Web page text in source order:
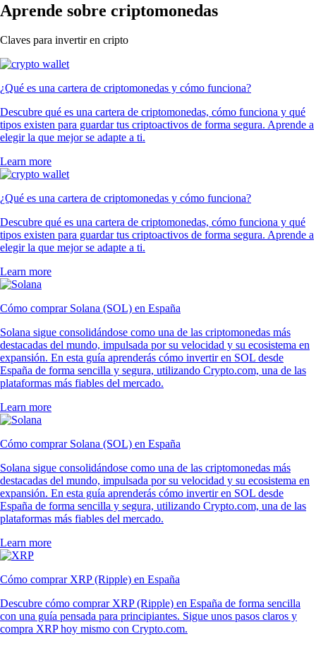
Aprende sobre criptomonedas
Claves para invertir en cripto
¿Qué es una cartera de criptomonedas y cómo funciona?
Descubre qué es una cartera de criptomonedas, cómo funciona y qué
tipos existen para guardar tus criptoactivos de forma segura. Aprende a
elegir la que mejor se adapte a ti.
Learn more
¿Qué es una cartera de criptomonedas y cómo funciona?
Descubre qué es una cartera de criptomonedas, cómo funciona y qué
tipos existen para guardar tus criptoactivos de forma segura. Aprende a
elegir la que mejor se adapte a ti.
Learn more
Cómo comprar Solana (SOL) en España
Solana sigue consolidándose como una de las criptomonedas más
destacadas del mundo, impulsada por su velocidad y su ecosistema en
expansión. En esta guía aprenderás cómo invertir en SOL desde
España de forma sencilla y segura, utilizando Crypto.com, una de las
plataformas más fiables del mercado.
Learn more
Cómo comprar Solana (SOL) en España
Solana sigue consolidándose como una de las criptomonedas más
destacadas del mundo, impulsada por su velocidad y su ecosistema en
expansión. En esta guía aprenderás cómo invertir en SOL desde
España de forma sencilla y segura, utilizando Crypto.com, una de las
plataformas más fiables del mercado.
Learn more
Cómo comprar XRP (Ripple) en España
Descubre cómo comprar XRP (Ripple) en España de forma sencilla
con una guía pensada para principiantes. Sigue unos pasos claros y
compra XRP hoy mismo con Crypto.com.